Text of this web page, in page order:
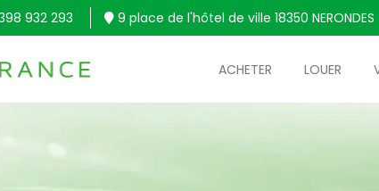
932 293 9 place de l'hôtel de ville 18350 NERONDES
ACHETER LOUER